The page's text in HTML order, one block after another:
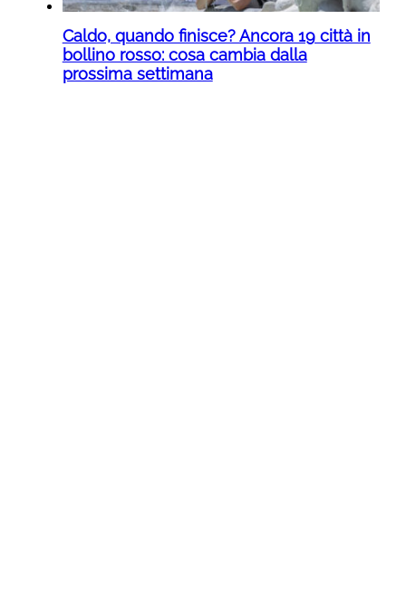
Caldo, quando finisce? Ancora 19 città in
bollino rosso: cosa cambia dalla
prossima settimana